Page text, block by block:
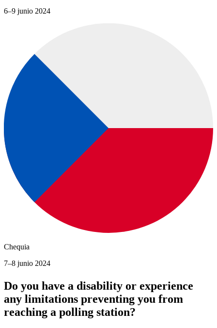
6–9 junio 2024
Chequia
7–8 junio 2024
Do you have a disability or experience
any limitations preventing you from
reaching a polling station?